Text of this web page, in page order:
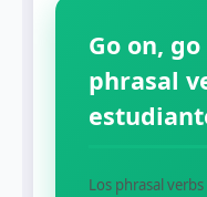
Go on,
phrasal
Los phrasal verbs